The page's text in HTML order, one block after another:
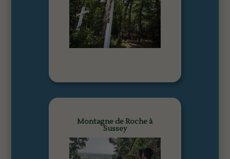
Montagne de Roche à
Sussey